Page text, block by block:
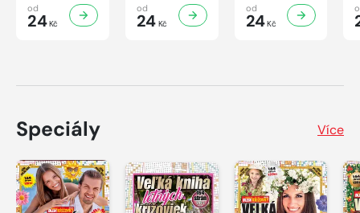
od
24Kč
od
24Kč
od
24Kč
Speciály Více